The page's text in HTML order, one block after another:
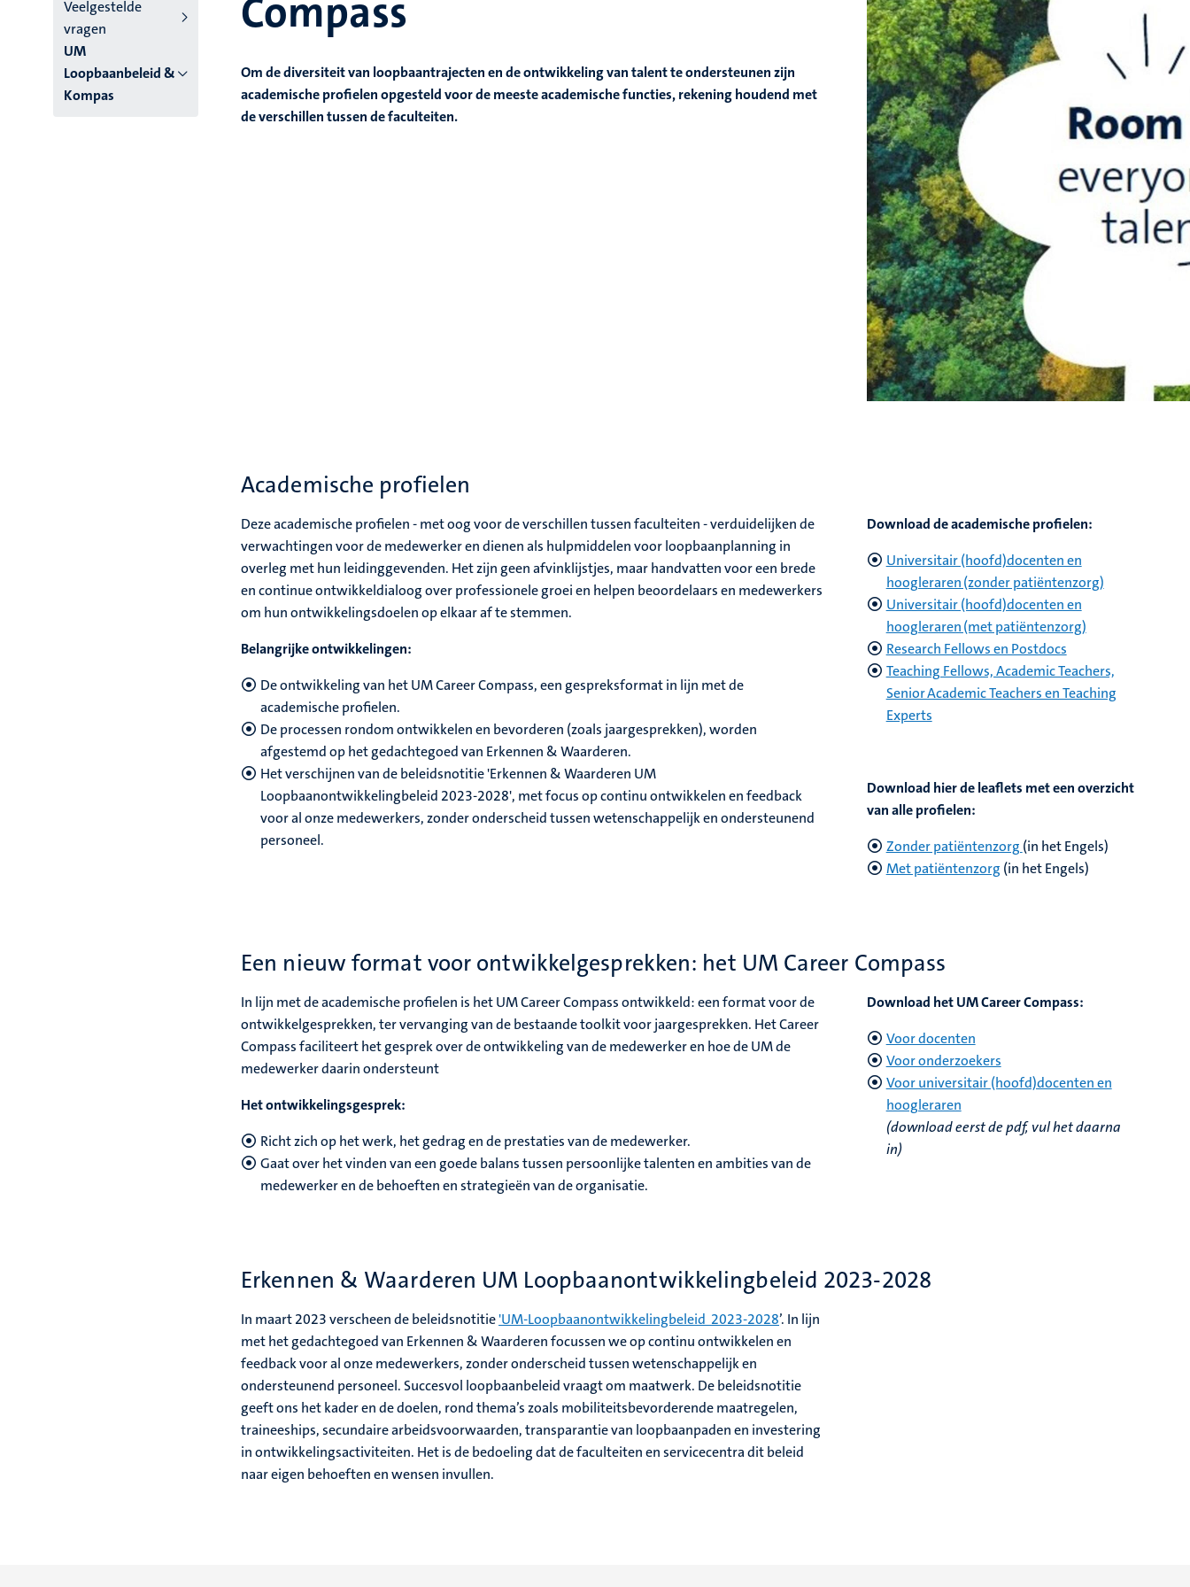
4
Nederlands
(NL)
Veelgestelde
vragen
UM
Loopbaanbeleid &
Kompas
Compass
Om de diversiteit van loopbaantrajecten en de ontwikkeling van talent te ondersteunen zijn
academische profielen opgesteld voor de meeste academische functies, rekening houdend met
de verschillen tussen de faculteiten.
Academische profielen
Deze academische profielen - met oog voor de verschillen tussen faculteiten - verduidelijken de
verwachtingen voor de medewerker en dienen als hulpmiddelen voor loopbaanplanning in
overleg met hun leidinggevenden. Het zijn geen afvinklijstjes, maar handvatten voor een brede
en continue ontwikkeldialoog over professionele groei en helpen beoordelaars en medewerkers
om hun ontwikkelingsdoelen op elkaar af te stemmen.
Belangrijke ontwikkelingen:
De ontwikkeling van het UM Career Compass, een gespreksformat in lijn met de
academische profielen.
De processen rondom ontwikkelen en bevorderen (zoals jaargesprekken), worden
afgestemd op het gedachtegoed van Erkennen & Waarderen.
Het verschijnen van de beleidsnotitie 'Erkennen & Waarderen UM
Loopbaanontwikkelingbeleid 2023-2028', met focus op continu ontwikkelen en feedback
voor al onze medewerkers, zonder onderscheid tussen wetenschappelijk en ondersteunend
personeel.
Download de academische profielen:
Universitair (hoofd)docenten en
hoogleraren (zonder patiëntenzorg)
Universitair (hoofd)docenten en
hoogleraren (met patiëntenzorg)
Research Fellows en Postdocs
Teaching Fellows, Academic Teachers,
Senior Academic Teachers en Teaching
Experts
Download hier de leaflets met een overzicht
van alle profielen:
Zonder patiëntenzorg (in het Engels)
Met patiëntenzorg (in het Engels)
Een nieuw format voor ontwikkelgesprekken: het UM Career Compass
In lijn met de academische profielen is het UM Career Compass ontwikkeld: een format voor de
ontwikkelgesprekken, ter vervanging van de bestaande toolkit voor jaargesprekken. Het Career
Compassfaciliteert het gesprek over de ontwikkeling van de medewerker en hoe de UM de
medewerker daarin ondersteunt
Het ontwikkelingsgesprek:
Richt zich op het werk, het gedrag en de prestaties van de medewerker.
Gaat over het vinden van een goede balans tussen persoonlijke talenten en ambities van de
medewerker en de behoeften en strategieën van de organisatie.
Download het UM Career Compass:
Voor docenten
Voor onderzoekers
Voor universitair (hoofd)docenten en
hoogleraren
(download eerst de pdf, vul het daarna
in)
Erkennen & Waarderen UM Loopbaanontwikkelingbeleid 2023-2028
In maart 2023 verscheen de beleidsnotitie'UM-Loopbaanontwikkelingbeleid 2023-2028’. In lijn
met het gedachtegoed van Erkennen & Waarderen focussen we op continu ontwikkelen en
feedback voor al onze medewerkers, zonder onderscheid tussen wetenschappelijk en
ondersteunend personeel. Succesvol loopbaanbeleid vraagt om maatwerk. De beleidsnotitie
geeft ons het kader en de doelen, rond thema’s zoals mobiliteitsbevorderende maatregelen,
traineeships, secundaire arbeidsvoorwaarden, transparantie van loopbaanpaden en investering
in ontwikkelingsactiviteiten. Het is de bedoeling dat de faculteiten en servicecentra dit beleid
naar eigen behoeften en wensen invullen.